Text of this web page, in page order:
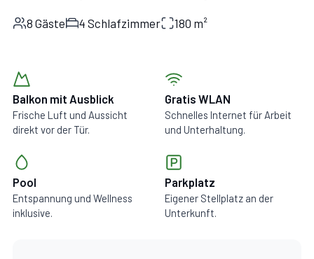
8 Gäste 4 Schlafzimmer 180 m²
Balkon mit Ausblick
Frische Luft und Aussicht
direkt vor der Tür.
Gratis WLAN
Schnelles Internet für Arbeit
und Unterhaltung.
Pool
Entspannung und Wellness
inklusive.
Parkplatz
Eigener Stellplatz an der
Unterkunft.